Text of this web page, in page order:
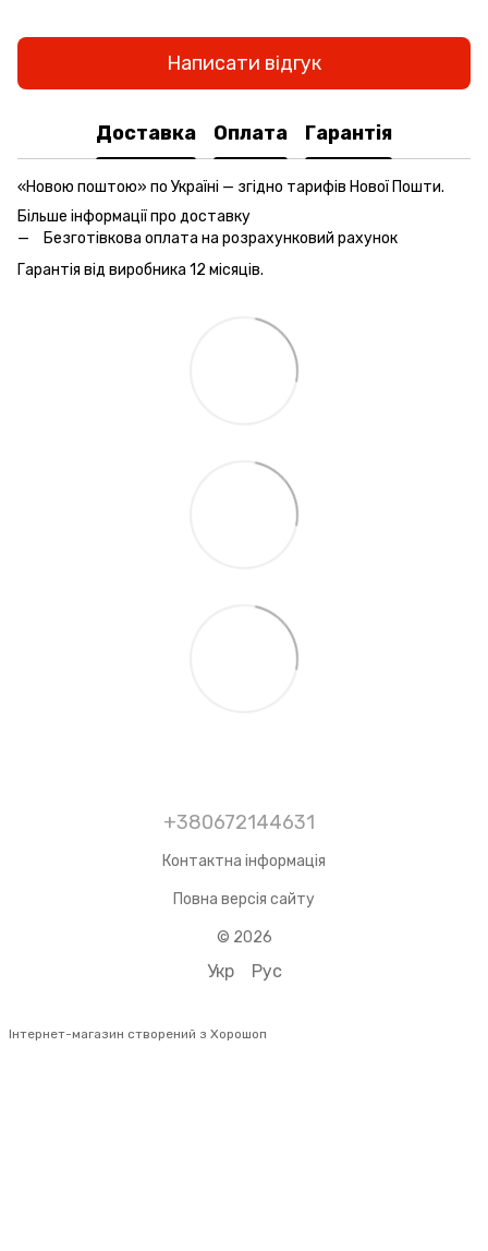
Написати відгук
Доставка Оплата Гарантія
«Новою поштою» по Україні — згідно тарифів Нової Пошти.
Більше інформації про доставку
Безготівкова оплата на розрахунковий рахунок
Гарантія від виробника 12 місяців.
+380672144631
Контактна інформація
Повна версія сайту
© 2026
Укр Рус
Інтернет-магазин створений з Хорошоп